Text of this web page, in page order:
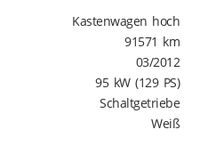
Kastenwagen hoch
91571 km
03/2012
95 kW (129 PS)
Schaltgetriebe
Weiß